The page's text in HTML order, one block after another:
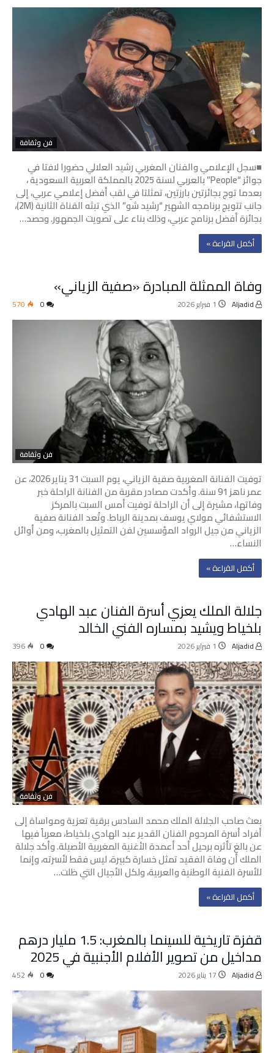
فن وثقافة
■سجل الإعلامي والفنان المغربي رشيد العلالي حضورا لافتا في
جوائز “People” بالعربي لسنة 2025 بالمملكة العربية السعودية ،
بعدما توج بجائزتين بارزتين، تمثلتا في لقب أفضل إعلامي عربي، إلى
جانب تتويج برنامجه الشهير “رشيد شو” الذي تبثه القناة الثانية (2M)،
بجائزة أفضل برنامج عربي، وذلك بناء على تصويت الجمهور. وحصد…
‫أكمل القراءة »‬
وفاة الممثلة المبادرة «صفية الزياني»
1 فبراير 2026 570
فن وثقافة
توفيت الفنانة المغربية صفية الزياني، يوم السبت 31 يناير 2026، عن
عمر ناهز 91 سنة. وأكدت مصادر مقربة من الفنانة الراحلة خبر
وفاتها، مشيرة إلى أن الراحلة توفيت أمس السبت بالمركز
الاستشفائي مولاي يوسف بمدينة الرباط. وتُعد الفنانة صفية
الزياني من جيل الرواد المؤسسين لفن التمثيل بالمغرب، ومن أوائل
النساء…
‫أكمل القراءة »‬
جلالة الملك يعزي أسرة الفنان عبد الهادي
بلخياط ويشيد بمساره الفني الخالد
1 فبراير 2026 396
فن وثقافة
بعث صاحب الجلالة الملك محمد السادس برقية تعزية ومواساة إلى
أفراد أسرة المرحوم الفنان القدير عبد الهادي بلخياط، معرباً فيها
عن بالغ تأثره برحيل أحد أعمدة الأغنية المغربية الأصيلة. وأكد جلالة
الملك أن وفاة الفقيد تمثل خسارة كبيرة، ليس فقط لأسرته، وإنما
للأسرة الفنية الوطنية والعربية، ولكل الأجيال التي ظلت…
‫أكمل القراءة »‬
قفزة تاريخية للسينما بالمغرب: 1.5 مليار درهم
مداخيل من تصوير الأفلام الأجنبية في 2025
17 يناير 2026 452